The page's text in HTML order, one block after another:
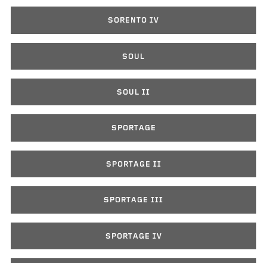
SORENTO IV
SOUL
SOUL II
SPORTAGE
SPORTAGE II
SPORTAGE III
SPORTAGE IV